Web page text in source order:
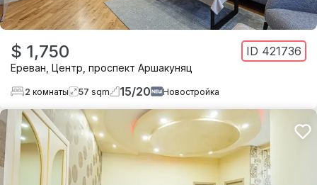
$ 1,750 ID 421736
Ереван Центр проспект Аршакуняц
2 комнаты 57 sqm 15/20 Новостройка